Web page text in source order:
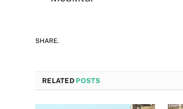
SHARE.
RELATED POSTS